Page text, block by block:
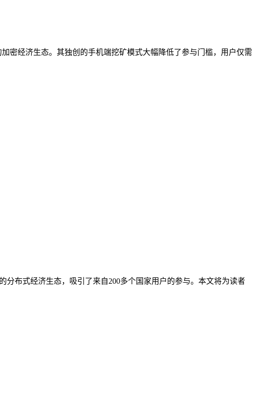
密经济生态。其独创的手机端挖矿模式大幅降低了参与门槛，用户仅需
分布式经济生态，吸引了来自200多个国家用户的参与。本文将为读者